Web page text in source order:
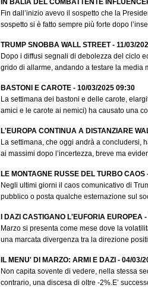
IN BALIA DEL COMBATTENTE
Fin dall’inizio avevo il sospetto che la
sospetto si è fatto sempre più forte dopo
TRUMP SNOBBA WALL STREET - 11/03/
Dopo i diffusi segnali di debolezza del ciclo
grido di allarme, andando a testare la media
BASTONI E CAROTE - 10/03/2025 09:30
La settimana dei bastoni e delle carote,
amici e le carote ai nemici) ha causato una
L'EUROPA CONTINUA A DISTANZIARE
La settimana, che oggi andrà a concludersi,
ai massimi dopo l’incertezza, breve ma
LE MONTAGNE RUSSE DEL TURBO
Negli ultimi giorni il caos comunicativo di
pubblico o posta qualche esternazione sul
I DAZI CASTIGANO L'EUFORIA EUROPEA
Marzo si presenta come mese dove la
una marcata divergenza tra la direzione
IL MENU' DI MARZO: ARMI E DAZI - 04/03/
Non capita sovente di vedere, nella stessa
contrario, una discesa di oltre -2%.E’